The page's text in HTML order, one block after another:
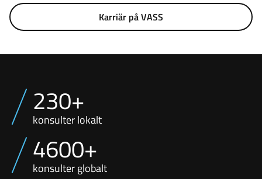
Karriär på VASS
230+
konsulter lokalt
4600+
konsulter globalt